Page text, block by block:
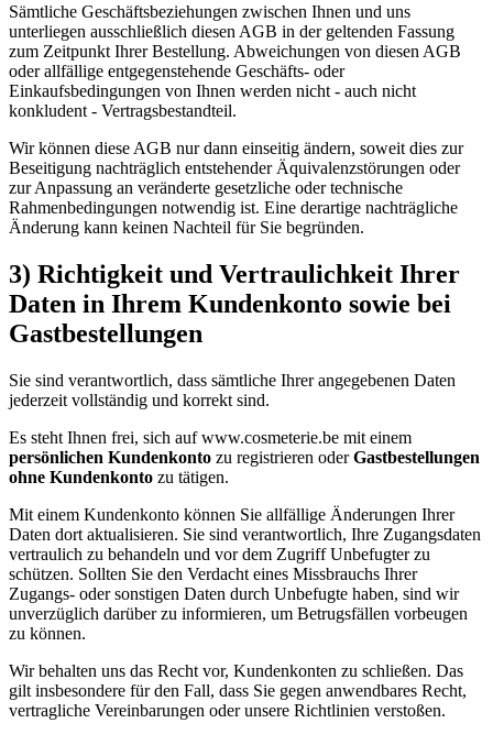
Sämtliche Geschäftsbeziehungen zwischen Ihnen und uns
unterliegen ausschließlich diesen AGB in der geltenden Fassung
zum Zeitpunkt Ihrer Bestellung. Abweichungen von diesen AGB
oder allfällige entgegenstehende Geschäfts- oder
Einkaufsbedingungen von Ihnen werden nicht - auch nicht
konkludent - Vertragsbestandteil.
Wir können diese AGB nur dann einseitig ändern, soweit dies zur
Beseitigung nachträglich entstehender Äquivalenzstörungen oder
zur Anpassung an veränderte gesetzliche oder technische
Rahmenbedingungen notwendig ist. Eine derartige nachträgliche
Änderung kann keinen Nachteil für Sie begründen.
3) Richtigkeit und Vertraulichkeit Ihrer
Daten in Ihrem Kundenkonto sowie bei
Gastbestellungen
Sie sind verantwortlich, dass sämtliche Ihrer angegebenen Daten
jederzeit vollständig und korrekt sind.
Es steht Ihnen frei, sich auf www.cosmeterie.be mit einem
persönlichen Kundenkonto zu registrieren oderGastbestellungen
ohne Kundenkonto zu tätigen.
Mit einem Kundenkonto können Sie allfällige Änderungen Ihrer
Daten dort aktualisieren. Sie sind verantwortlich, Ihre Zugangsdaten
vertraulich zu behandeln und vor dem Zugriff Unbefugter zu
schützen. Sollten Sie den Verdacht eines Missbrauchs Ihrer
Zugangs- oder sonstigen Daten durch Unbefugte haben, sind wir
unverzüglich darüber zu informieren, um Betrugsfällen vorbeugen
zu können.
Wir behalten uns das Recht vor, Kundenkonten zu schließen. Das
gilt insbesondere für den Fall, dass Sie gegen anwendbares Recht,
vertragliche Vereinbarungen oder unsere Richtlinien verstoßen.